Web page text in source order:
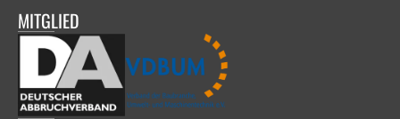
MITGLIED